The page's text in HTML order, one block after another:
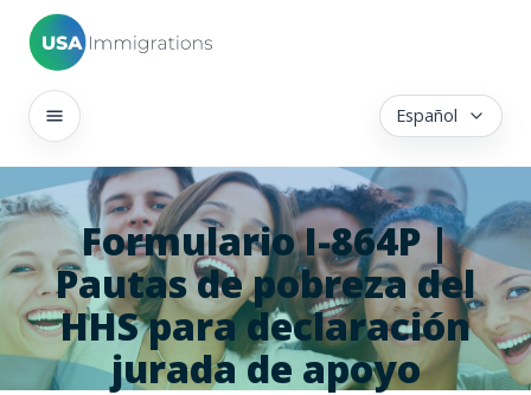
Español
Formulario I-864P |
Pautas de pobreza del
HHS para declaración
jurada de apoyo